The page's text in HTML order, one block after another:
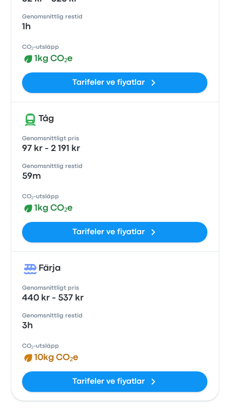
Genomsnittlig restid
1h
CO₂-utsläpp
1kg CO₂e
Tarifeler ve fiyatlar
Tåg
Genomsnittligt pris
97 kr - 2 191 kr
Genomsnittlig restid
59m
CO₂-utsläpp
1kg CO₂e
Tarifeler ve fiyatlar
Färja
Genomsnittligt pris
440 kr - 537 kr
Genomsnittlig restid
3h
CO₂-utsläpp
10kg CO₂e
Tarifeler ve fiyatlar